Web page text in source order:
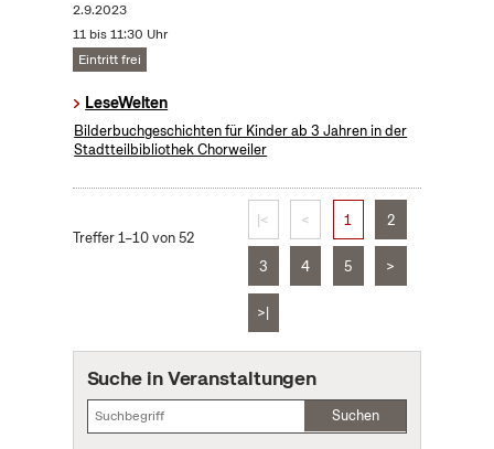
2.9.2023
11 bis 11:30 Uhr
Eintritt frei
LeseWelten
Bilderbuchgeschichten für Kinder ab 3 Jahren in der
Stadtteilbibliothek Chorweiler
Treffer 1–10 von 52
|< < 1 2
3 4 5 >
>|
Suche in Veranstaltungen
Suchen